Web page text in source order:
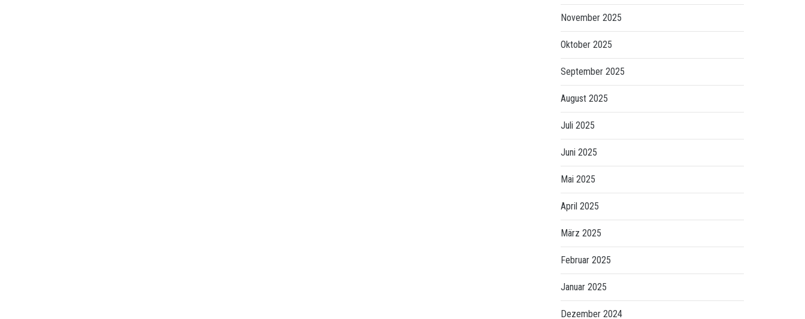
November 2025
Oktober 2025
September 2025
August 2025
Juli 2025
Juni 2025
Mai 2025
April 2025
März 2025
Februar 2025
Januar 2025
Dezember 2024